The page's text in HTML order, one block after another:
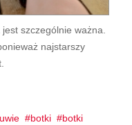
szczególnie ważna.
najstarszy
botki
botki